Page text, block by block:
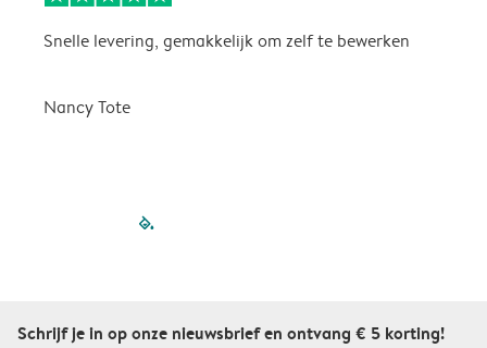
Snelle levering, gemakkelijk om zelf te bewerken
Nancy Tote
filled-pagination
Schrijf je in op onze nieuwsbrief en ontvang € 5 korting!